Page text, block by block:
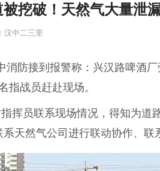
挖破！天然气大量泄
汉中二三里
消防接到报警称：兴汉路啤酒
指战员赶赴现场。
挥员联系现场情况，得知为道
天然气公司进行联动协作、联